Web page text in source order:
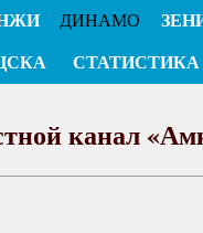
ДИНАМО
СТАТИСТИКА
канал